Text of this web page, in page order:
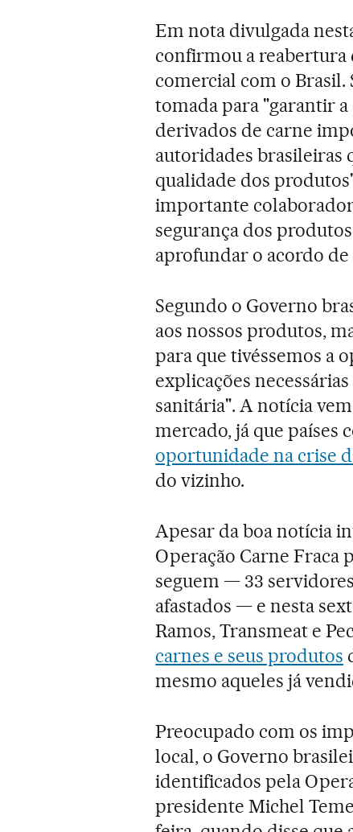
Em nota divulgada
confirmou a reabertura
comercial com o Brasil.
tomada para "garantir a
derivados de carne
autoridades brasileiras
qualidade dos
importante
segurança dos
aprofundar o acordo
Segundo o Governo
aos nossos produtos,
para que tivéssemos a
explicações
sanitária". A notícia
mercado, já que países
oportunidade na crise
do vizinho.
Apesar da boa notícia
Operação Carne Fraca
seguem — 33
afastados — e nesta
Ramos, Transmeat e
carnes e seus produtos
mesmo aqueles já
Preocupado com os
local, o Governo
identificados pela
presidente Michel